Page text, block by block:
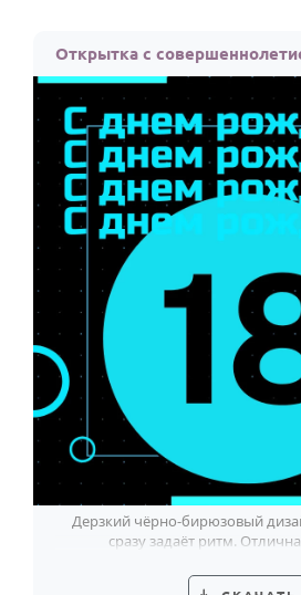
Открытка с
Дерзкий чёрно-бирюзовый
сразу задаёт ритм.